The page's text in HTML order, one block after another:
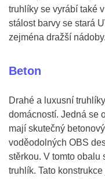
truhlíky se vyrábí také
stálost barvy se stará
zejména dražší nádoby.
Beton
Drahé a luxusní
domácností. Jedná se
mají skutečný
voděodolných OBS
stěrkou. V tomto obalu
truhlík. Tato